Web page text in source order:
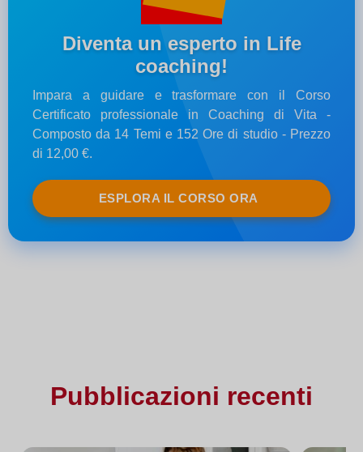
Diventa un esperto in Life
coaching!
Impara a guidare e trasformare con il Corso
Certificato professionale in Coaching di Vita -
Composto da 14 Temi e 152 Ore di studio - Prezzo
di 12,00 €.
ESPLORA IL CORSO ORA
Pubblicazioni recenti